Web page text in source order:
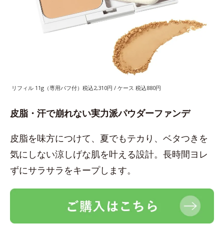
リフィル 11g（専用パフ付）税込2,310円 / ケース 税込880円
皮脂・汗で崩れない実力派パウダーファンデ
皮脂を味方につけて、夏でもテカり、ベタつきを
気にしない涼しげな肌を叶える設計。長時間ヨレ
ずにサラサラをキープします。